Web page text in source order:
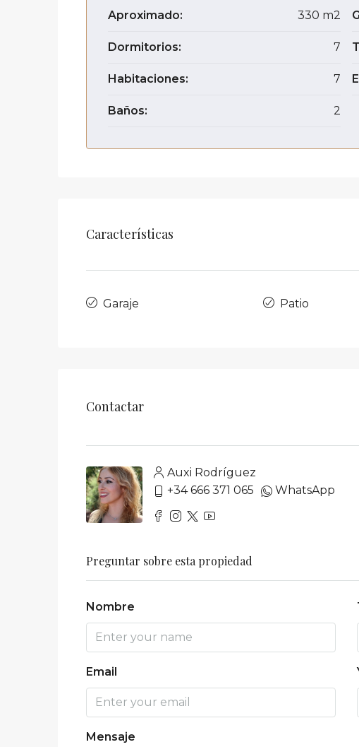
Aproximado: 330 m2
Dormitorios: 7
Habitaciones: 7
Baños: 2
Características
Garaje Patio
Contactar
Auxi Rodríguez
+34 666 371 065
WhatsApp
Preguntar sobre esta propiedad
Nombre
Email
Mensaje